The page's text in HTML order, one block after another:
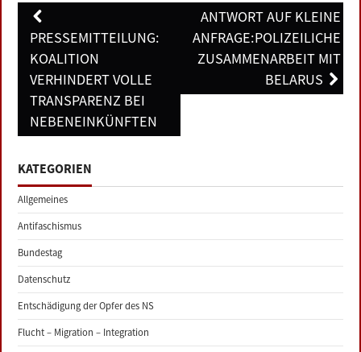
Post
navigation
PRESSEMITTEILUNG:
KOALITION
VERHINDERT VOLLE
TRANSPARENZ BEI
NEBENEINKÜNFTEN
ANTWORT AUF KLEINE
ANFRAGE:POLIZEILICHE
ZUSAMMENARBEIT MIT
BELARUS
KATEGORIEN
Allgemeines
Antifaschismus
Bundestag
Datenschutz
Entschädigung der Opfer des NS
Flucht – Migration – Integration